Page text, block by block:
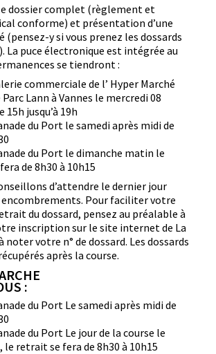
dossier complet (règlement et
conforme) et présentation d’une
(pensez-y si vous prenez les dossards
La puce électronique est intégrée au
se tiendront :
commerciale de l’ Hyper Marché
Parc Lann à Vannes le mercredi 08
15h jusqu’à 19h
du Port le samedi après midi de
du Port le dimanche matin le
de 8h30 à 10h15
d’attendre le dernier jour
Pour faciliter votre
du dossard, pensez au préalable à
inscription sur le site internet de La
noter votre n° de dossard. Les dossards
après la course.
:
du Port Le samedi après midi de
du Port Le jour de la course le
le retrait se fera de 8h30 à 10h15